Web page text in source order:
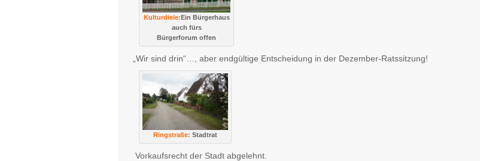
Kulturdiele:Ein Bürgerhaus
auch fürs
Bürgerforum offen
„Wir sind drin“…, aber endgültige Entscheidung in der Dezember-Ratssitzung!
Ringstraße: Stadtrat
Vorkaufsrecht der Stadt abgelehnt.